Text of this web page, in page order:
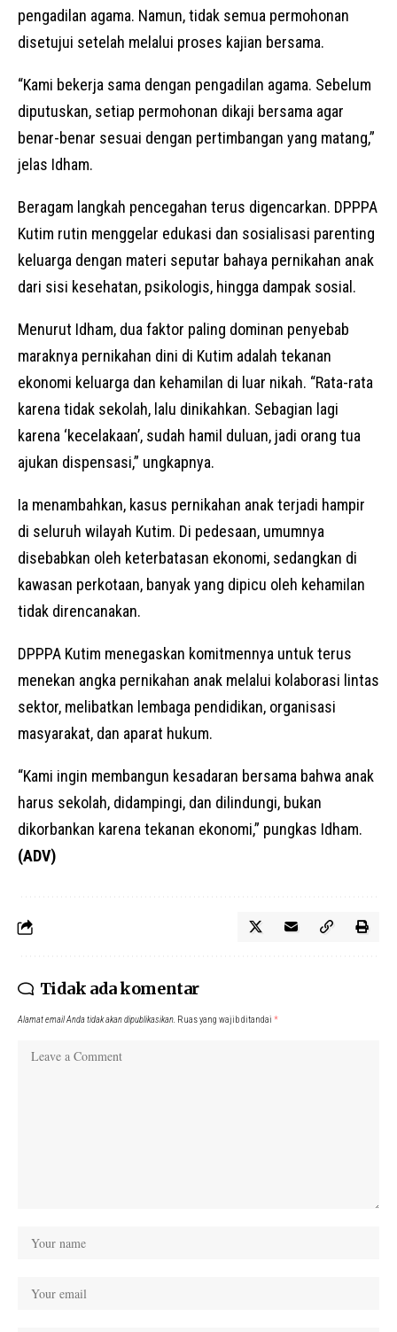
pengadilan agama. Namun, tidak semua permohonan
disetujui setelah melalui proses kajian bersama.
“Kami bekerja sama dengan pengadilan agama. Sebelum
diputuskan, setiap permohonan dikaji bersama agar
benar-benar sesuai dengan pertimbangan yang matang,”
jelas Idham.
Beragam langkah pencegahan terus digencarkan. DPPPA
Kutim rutin menggelar edukasi dan sosialisasi parenting
keluarga dengan materi seputar bahaya pernikahan anak
dari sisi kesehatan, psikologis, hingga dampak sosial.
Menurut Idham, dua faktor paling dominan penyebab
maraknya pernikahan dini di Kutim adalah tekanan
ekonomi keluarga dan kehamilan di luar nikah. “Rata-rata
karena tidak sekolah, lalu dinikahkan. Sebagian lagi
karena ‘kecelakaan’, sudah hamil duluan, jadi orang tua
ajukan dispensasi,” ungkapnya.
Ia menambahkan, kasus pernikahan anak terjadi hampir
di seluruh wilayah Kutim. Di pedesaan, umumnya
disebabkan oleh keterbatasan ekonomi, sedangkan di
kawasan perkotaan, banyak yang dipicu oleh kehamilan
tidak direncanakan.
DPPPA Kutim menegaskan komitmennya untuk terus
menekan angka pernikahan anak melalui kolaborasi lintas
sektor, melibatkan lembaga pendidikan, organisasi
masyarakat, dan aparat hukum.
“Kami ingin membangun kesadaran bersama bahwa anak
harus sekolah, didampingi, dan dilindungi, bukan
dikorbankan karena tekanan ekonomi,” pungkas Idham.
(ADV)
Tidak ada komentar
Alamat email Anda tidak akan dipublikasikan. Ruas yang wajib ditandai *